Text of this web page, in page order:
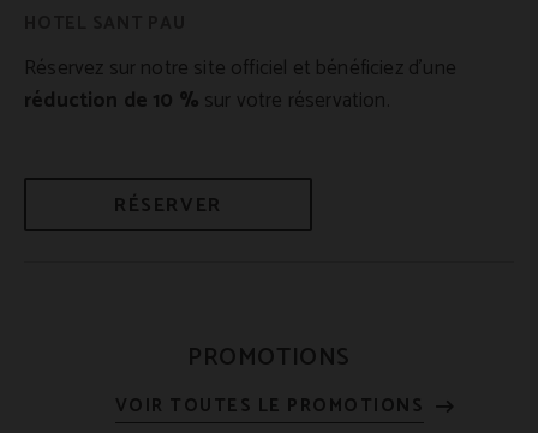
Réservez sur notre site officiel et bénéficiez d’une
réduction de 10 % sur votre réservation.
RÉSERVER
PROMOTIONS